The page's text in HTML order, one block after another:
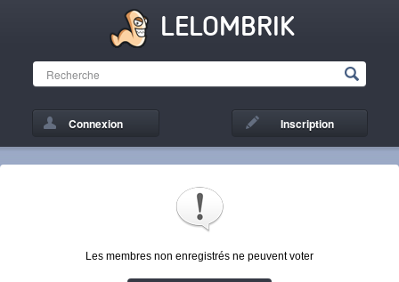
LELOMBRIK
Connexion Inscription
Les membres non enregistrés ne peuvent voter